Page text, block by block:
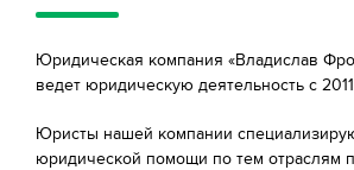
Юридическая компания «Владислав
ведет юридическую деятельность с 2011
Юристы нашей компании
юридической помощи по тем отраслям